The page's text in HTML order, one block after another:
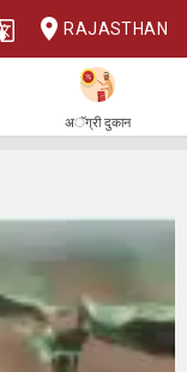
RAJASTHAN
अॅग्री दुकान